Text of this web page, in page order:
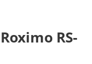
RS-